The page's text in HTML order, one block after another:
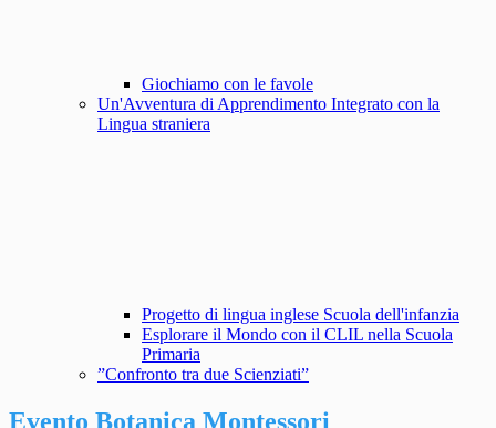
Giochiamo con le favole
Un'Avventura di Apprendimento Integrato con la
Lingua straniera
Progetto di lingua inglese Scuola dell'infanzia
Esplorare il Mondo con il CLIL nella Scuola
Primaria
”Confronto tra due Scienziati”
Evento Botanica Montessori